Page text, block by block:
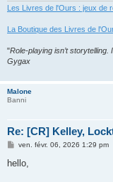
Les Livres de l'Ours : jeux de
La Boutique des Livres de
"Role-playing isn’t storytelling.
Gygax
Malone
Banni
Re: [CR] Kelley,
M
s
ven. févr. 06, 2026 1:29 pm
hello,